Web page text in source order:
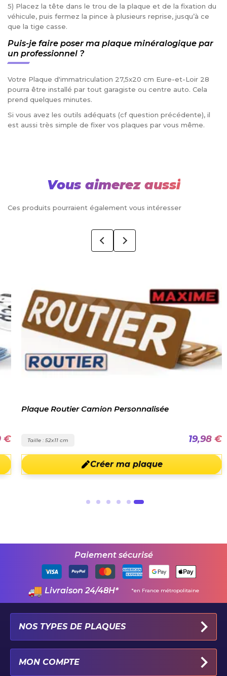
5) Placez la tête dans le trou de la plaque et de la fixation du
véhicule, puis fermez la pince à plusieurs reprise, jusqu’à ce
que la tige casse.
Puis-je faire poser ma plaque minéralogique par
un professionnel ?
Votre Plaque d'immatriculation 27,5x20 cm Eure-et-Loir 28
pourra être installé par tout garagiste ou centre auto. Cela
prend quelques minutes.
Si vous avez les outils adéquats (cf question précédente), il
est aussi très simple de fixer vos plaques par vous même.
Vous aimerez aussi
Ces produits pourraient également vous intéresser
€
Plaque Routier Camion Personnalisée
Taille : 52x11 cm 19,98 €
Créer ma plaque
Paiement sécurisé
Livraison 24/48H* *en France métropolitaine
NOS TYPES DE PLAQUES
MON COMPTE